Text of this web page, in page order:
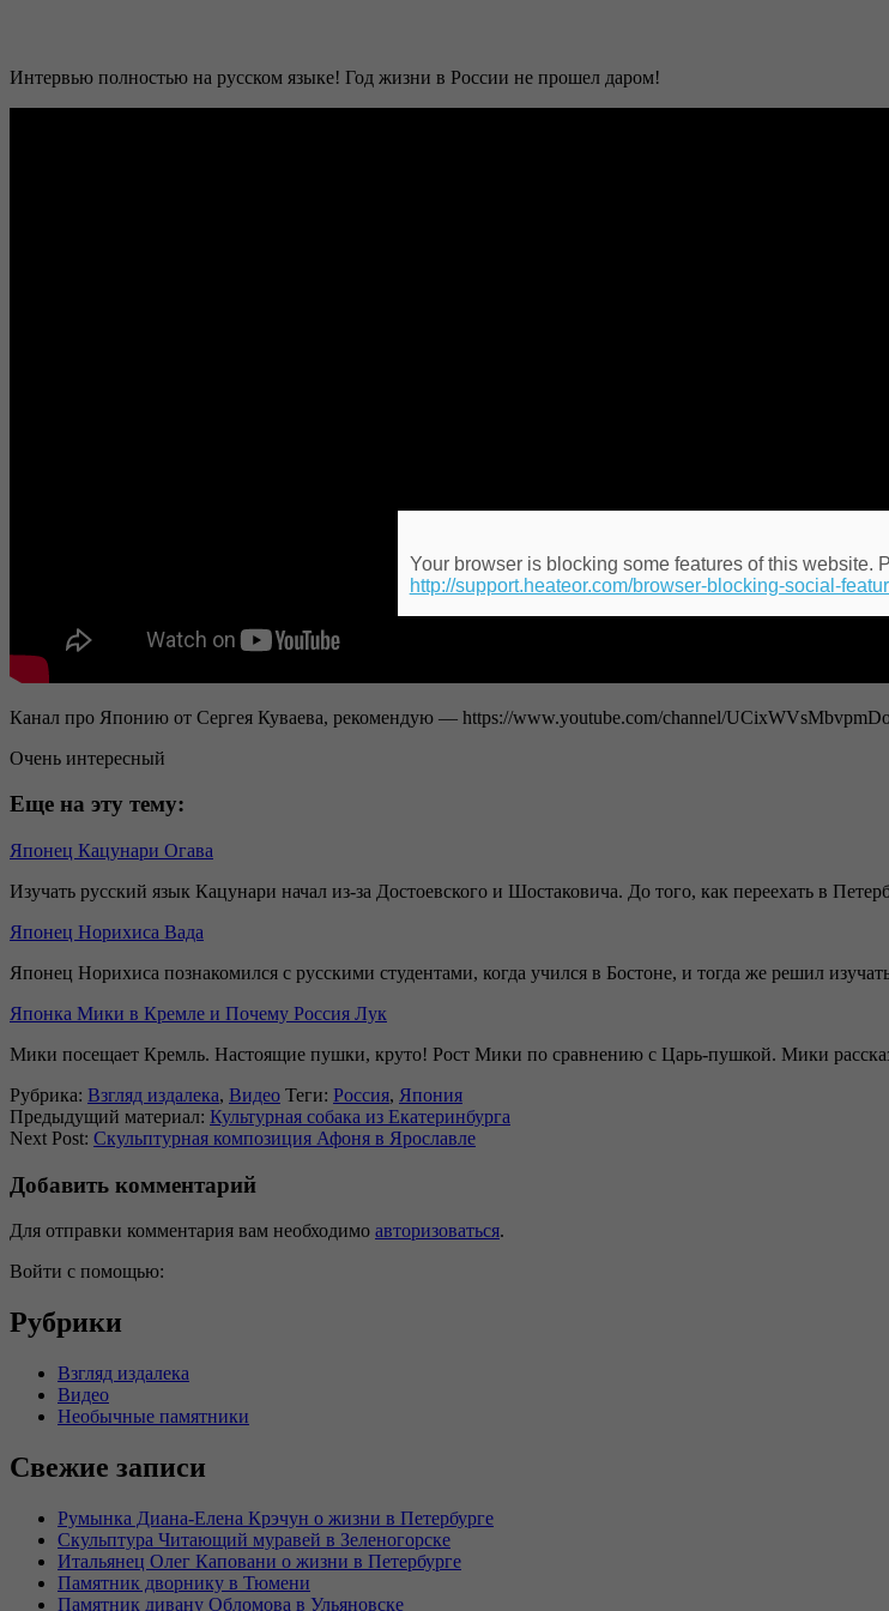
Интервью полностью на русском языке! Год жизни в России не прошел даром!
Канал про Японию от Сергея Куваева, рекомендую — https://www.youtube.com/channel/
Очень интересный
Еще на эту тему:
Японец Кацунари Огава
Изучать русский язык Кацунари начал из-за Достоевского и Шостаковича. До того, как переехать в
Японец Норихиса Вада
Японец Норихиса познакомился с русскими студентами, когда учился в Бостоне, и тогда же решил
Японка Мики в Кремле и Почему Россия Лук
Мики посещает Кремль. Настоящие пушки, круто! Рост Мики по сравнению с Царь-пушкой. Мики
Рубрика: Взгляд издалека, Видео Теги: Россия, Япония
Предыдущий материал: Культурная собака из Екатеринбурга
Next Post: Скульптурная композиция Афоня в Ярославле
Добавить комментарий
Для отправки комментария вам необходимо авторизоваться.
Войти с помощью:
Рубрики
Взгляд издалека
Видео
Необычные памятники
Свежие записи
Румынка Диана-Елена Крэчун о жизни в Петербурге
Скульптура Читающий муравей в Зеленогорске
Итальянец Олег Каповани о жизни в Петербурге
Памятник дворнику в Тюмени
Памятник дивану Обломова в Ульяновске
Your browser is blocking some features of this website.
http://support.heateor.com/browser-blocking-social-